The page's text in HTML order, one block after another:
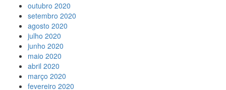
outubro 2020
setembro 2020
agosto 2020
julho 2020
junho 2020
maio 2020
abril 2020
março 2020
fevereiro 2020